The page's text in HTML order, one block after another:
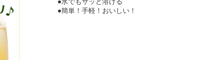
●簡単！手軽！おいしい！